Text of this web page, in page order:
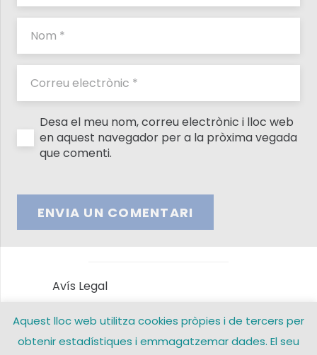
Desa el meu nom, correu electrònic i lloc web
en aquest navegador per a la pròxima vegada
que comenti.
ENVIA UN COMENTARI
Avís Legal
Política de privacitat
Aquest lloc web utilitza cookies pròpies i de tercers per
obtenir estadístiques i emmagatzemar dades. El seu